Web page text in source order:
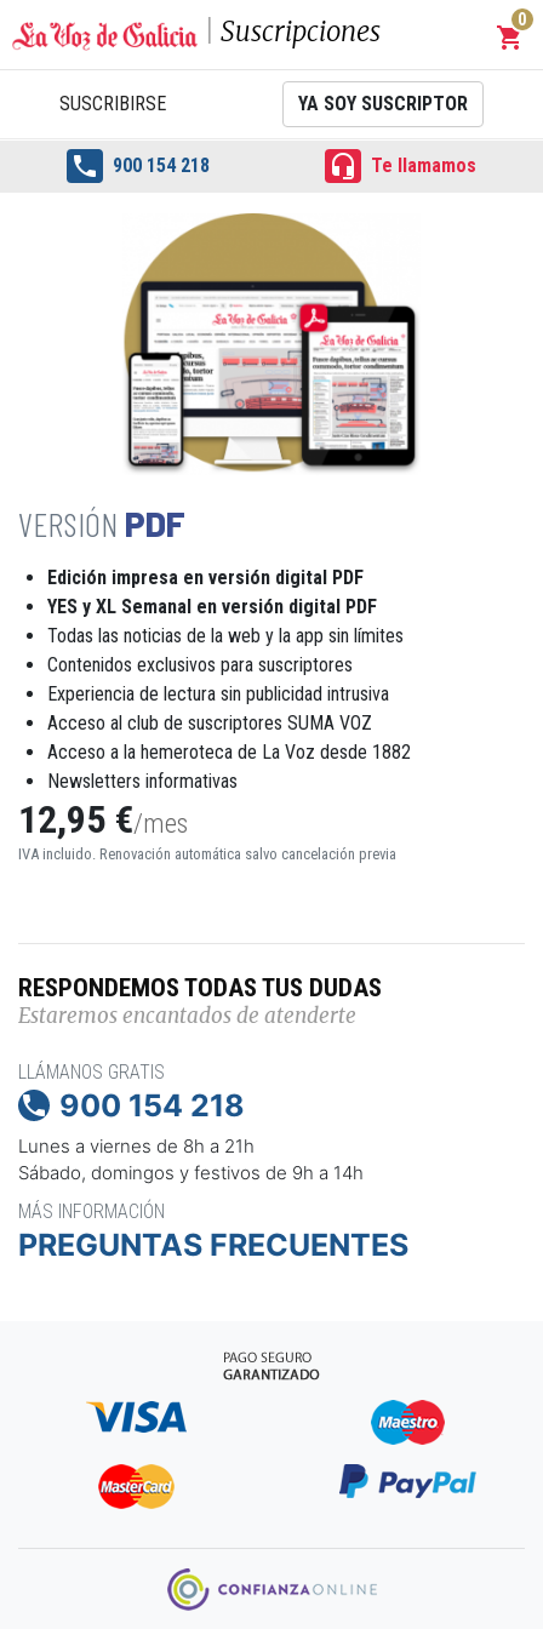
Suscripciones shopping_cart
0
SUSCRIBIRSE YA SOY SUSCRIPTOR
 900 154 218  Te llamamos
PDF
Edición impresa en versión digital PDF
YES y XL Semanal en versión digital PDF
Todas las noticias de la web y la app sin límites
Contenidos exclusivos para suscriptores
Experiencia de lectura sin publicidad intrusiva
Acceso al club de suscriptores SUMA VOZ
Acceso a la hemeroteca de La Voz desde 1882
Newsletters informativas
12,95 €/mes
IVA incluido. Renovación automática salvo cancelación previa
RESPONDEMOS TODAS TUS DUDAS
Estaremos encantados de atenderte
LLÁMANOS GRATIS
 900 154 218
Lunes a viernes de 8h a 21h
Sábado, domingos y festivos de 9h a 14h
MÁS INFORMACIÓN
PREGUNTAS FRECUENTES